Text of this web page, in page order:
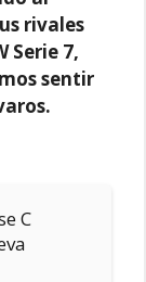
rivales
Serie 7,
sentir
C